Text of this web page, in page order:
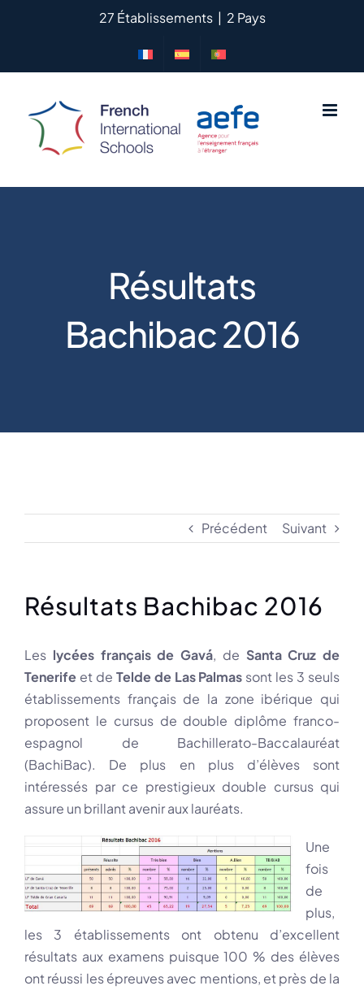
27 Établissements | 2 Pays
Résultats
Bachibac 2016
Précédent Suivant
Résultats Bachibac 2016
Les lycées français de Gavá, de Santa Cruz de
Tenerife et de Telde de Las Palmas sont les 3 seuls
établissements français de la zone ibérique qui
proposent le cursus de double diplôme franco-
espagnol de Bachillerato-Baccalauréat
(BachiBac). De plus en plus d’élèves sont
intéressés par ce prestigieux double cursus qui
assure un brillant avenir aux lauréats.
Une
fois
de
plus,
les 3 établissements ont obtenu d’excellent
résultats aux examens puisque 100 % des élèves
ont réussi les épreuves avec mentions, et près de la